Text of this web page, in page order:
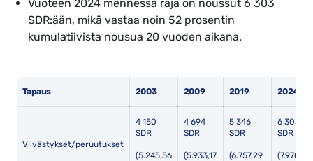
Vuoteen 2024 mennessä raja on noussut 6 303
SDR:ään, mikä vastaa noin 52 prosentin
kumulatiivista nousua 20 vuoden aikana.
Tapaus 2003 2009 2019 2024
Viivästykset/peruutukset
4 150
SDR
(5.245,56
4 694
SDR
(5.933,17
5 346
SDR
(6.757,29
6 303
SDR
(7.970,72